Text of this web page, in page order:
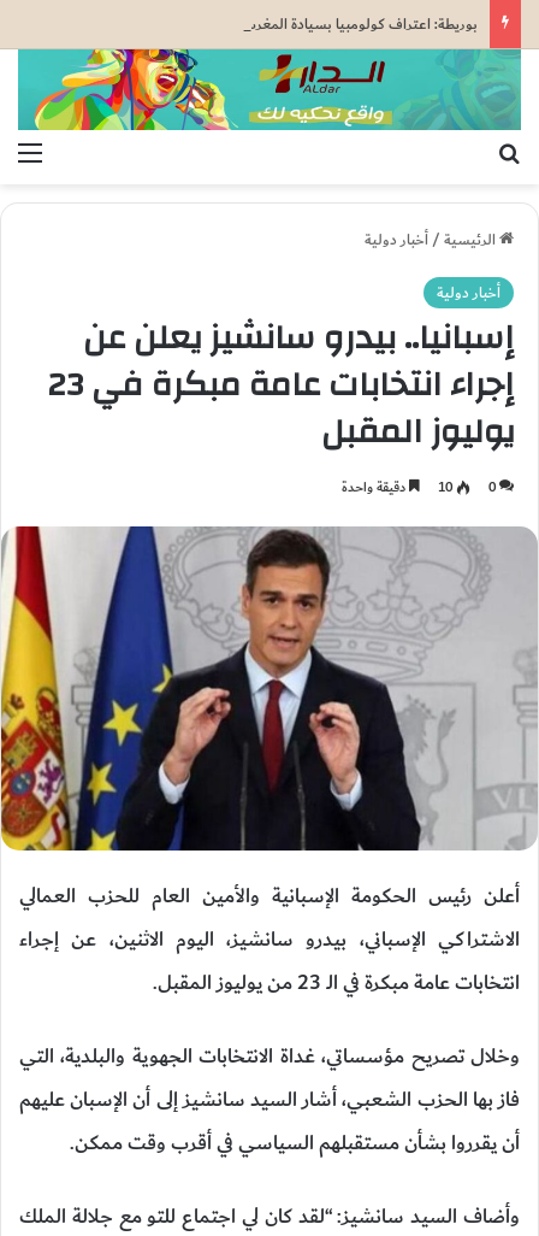
بوريطة: اعتراف كولومبيا بسيادة المغرب على صحرائه «قرار تاريخي»…
الرئيسية/أخبار دولية
أخبار دولية
إسبانيا.. بيدرو سانشيز يعلن عن
إجراء انتخابات عامة مبكرة في 23
يوليوز المقبل
0
10 دقيقة واحدة
أعلن رئيس الحكومة الإسبانية والأمين العام للحزب العمالي
الاشتراكي الإسباني، بيدرو سانشيز، اليوم الاثنين، عن إجراء
انتخابات عامة مبكرة في الـ 23 من يوليوز المقبل.
وخلال تصريح مؤسساتي، غداة الانتخابات الجهوية والبلدية، التي
فاز بها الحزب الشعبي، أشار السيد سانشيز إلى أن الإسبان عليهم
أن يقرروا بشأن مستقبلهم السياسي في أقرب وقت ممكن.
وأضاف السيد سانشيز: “لقد كان لي اجتماع للتو مع جلالة الملك